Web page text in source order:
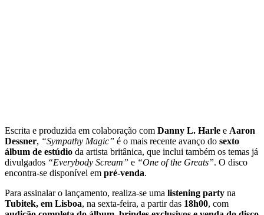
Escrita e produzida em colaboração com Danny L. Harle e Aaron
Dessner, “Sympathy Magic” é o mais recente avanço do sexto
álbum de estúdio da artista britânica, que inclui também os temas já
divulgados “Everybody Scream” e “One of the Greats”. O disco
encontra-se disponível em pré-venda.
Para assinalar o lançamento, realiza-se uma listening party na
Tubitek, em Lisboa, na sexta-feira, a partir das 18h00, com